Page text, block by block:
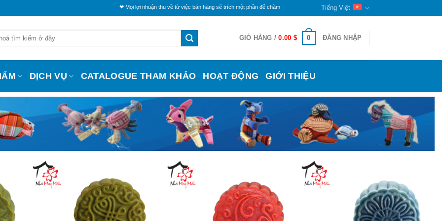
❤ Mọi lợi nhuận thu về từ việc bán hàng sẽ trích một phần để chăm lo cho đời sống các bạn khuyết tật và trẻ mồ côi ở đây. Phần còn lại
Tiếng Việt
GIỎ HÀNG /0.00 $ 0 ĐĂNG NHẬP
DỊCH VỤ CATALOGUE THAM KHẢO HOẠT ĐỘNG GIỚI THIỆU